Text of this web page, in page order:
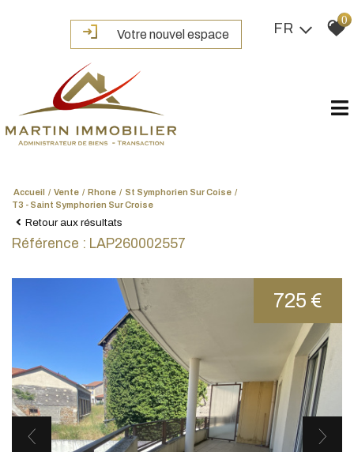
Votre nouvel espace FR
0
Accueil Vente Rhone
St Symphorien Sur Coise
T3 - Saint Symphorien Sur Croise
Retour aux résultats
Référence : LAP260002557
725 €